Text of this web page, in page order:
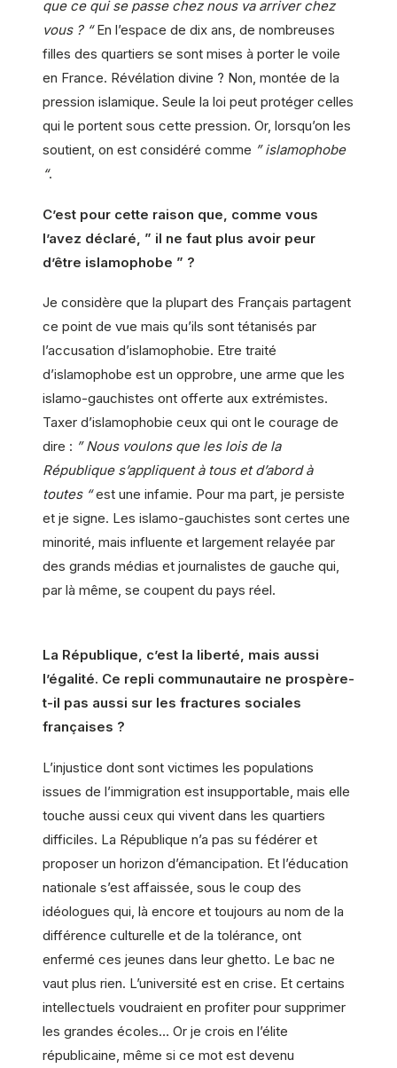
que ce qui se passe chez nous va arriver chez
vous ? “En l’espace de dix ans, de nombreuses
filles des quartiers se sont mises à porter le voile
en France. Révélation divine ? Non, montée de la
pression islamique. Seule la loi peut protéger celles
qui le portent sous cette pression. Or, lorsqu’on les
soutient, on est considéré comme ” islamophobe
“.
C’est pour cette raison que, comme vous
l’avez déclaré, ” il ne faut plus avoir peur
d’être islamophobe ” ?
Je considère que la plupart des Français partagent
ce point de vue mais qu’ils sont tétanisés par
l’accusation d’islamophobie. Etre traité
d’islamophobe est un opprobre, une arme que les
islamo-gauchistes ont offerte aux extrémistes.
Taxer d’islamophobie ceux qui ont le courage de
dire : ” Nous voulons que les lois de la
République s’appliquent à tous et d’abord à
toutes “est une infamie. Pour ma part, je persiste
et je signe. Les islamo-gauchistes sont certes une
minorité, mais influente et largement relayée par
des grands médias et journalistes de gauche qui,
par là même, se coupent du pays réel.
La République, c’est la liberté, mais aussi
l’égalité. Ce repli communautaire ne prospère-
t-il pas aussi sur les fractures sociales
françaises ?
L’injustice dont sont victimes les populations
issues de l’immigration est insupportable, mais elle
touche aussi ceux qui vivent dans les quartiers
difficiles. La République n’a pas su fédérer et
proposer un horizon d’émancipation. Et l’éducation
nationale s’est affaissée, sous le coup des
idéologues qui, là encore et toujours au nom de la
différence culturelle et de la tolérance, ont
enfermé ces jeunes dans leur ghetto. Le bac ne
vaut plus rien. L’université est en crise. Et certains
intellectuels voudraient en profiter pour supprimer
les grandes écoles… Or je crois en l’élite
républicaine, même si ce mot est devenu